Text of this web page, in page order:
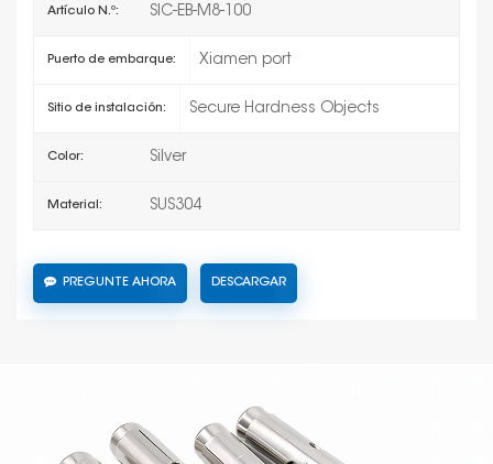
Artículo N.º: SIC-EB-M8-100
Puerto de embarque: Xiamen port
Sitio de instalación: Secure Hardness Objects
Color: Silver
Material: SUS304
PREGUNTE AHORA DESCARGAR